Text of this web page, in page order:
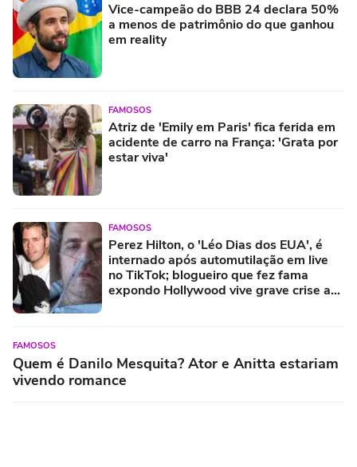
Vice-campeão do BBB 24 declara 50%
a menos de patrimônio do que ganhou
em reality
FAMOSOS
Atriz de 'Emily em Paris' fica ferida em
acidente de carro na França: 'Grata por
estar viva'
FAMOSOS
Perez Hilton, o 'Léo Dias dos EUA', é
internado após automutilação em live
no TikTok; blogueiro que fez fama
expondo Hollywood vive grave crise aos
FAMOSOS
Quem é Danilo Mesquita? Ator e Anitta estariam
vivendo romance